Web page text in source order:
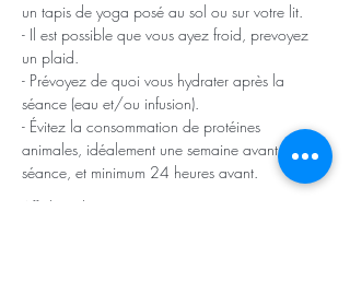
un tapis de yoga posé au sol ou sur votre lit.
- Il est possible que vous ayez froid, prevoyez
un plaid.
- Prévoyez de quoi vous hydrater après la
séance (eau et/ou infusion).
- Évitez la consommation de protéines
animales, idéalement une semaine avant notre
séance, et minimum 24 heures avant.
Afficher plus